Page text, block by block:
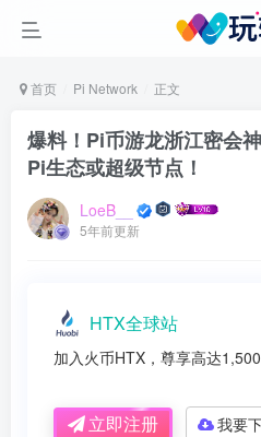
首页 Pi Network 正文
爆料！Pi币游龙浙江密会
Pi生态或超级节点！
LoeB__
5年前更新
HTX全球站
加入火币HTX，尊享高达
立即注册 我要